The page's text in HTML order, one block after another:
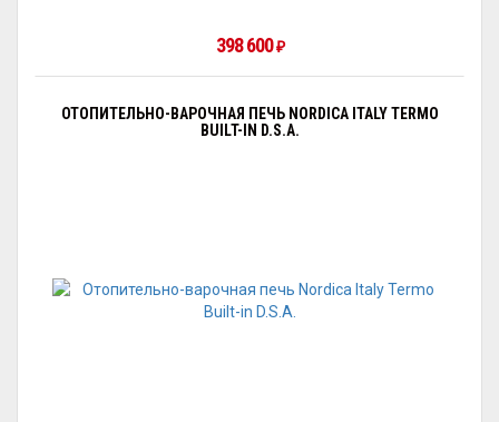
398 600 ₽
ОТОПИТЕЛЬНО-ВАРОЧНАЯ ПЕЧЬ NORDICA ITALY TERMO
BUILT-IN D.S.A.